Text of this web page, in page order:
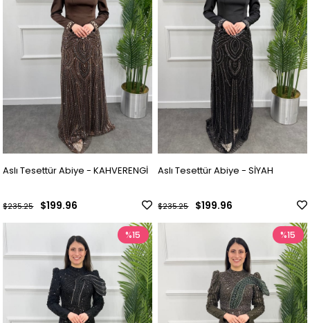
Aslı Tesettür Abiye - KAHVERENGİ
$199.96
$235.25
Aslı Tesettür Abiye - SİYAH
$199.96
$235.25
%15 %15